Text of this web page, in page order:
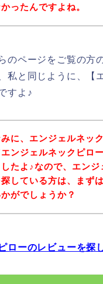
ったんですよね。
のページをご覧の方
私と同じように、
すよ♪
に、エンジェルネッ
ンジェルネックピロ
したよ♪なので、エン
している方は、まず
がでしょうか？
ローのレビューを探